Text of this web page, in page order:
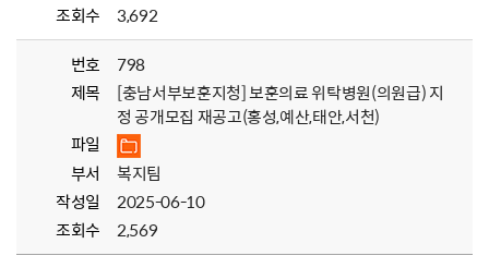
조회수
3,692
번호
798
제목
[충남서부보훈지청] 보훈의료 위탁병원(의원급) 지
정 공개모집 재공고(홍성,예산,태안,서천)
파일
부서
복지팀
작성일
2025-06-10
조회수
2,569